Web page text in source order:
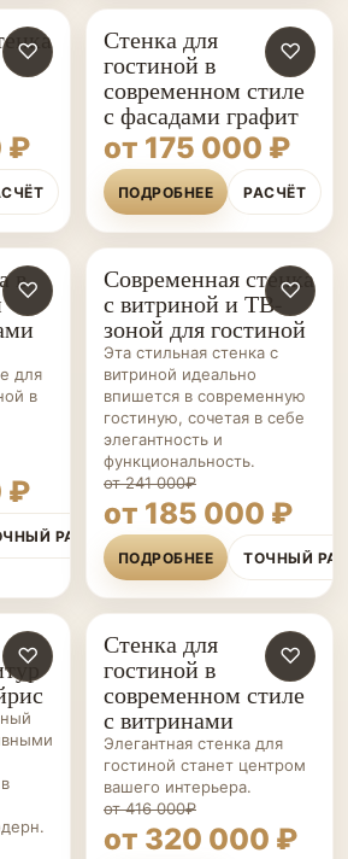
♡
₽
♡
Стенка для
гостиной в
современном стиле
с фасадами графит
от 175 000 ₽
ПОДРОБНЕЕ РАСЧЁТ
♡
в
для
в
₽
РАСЧЁТ
ГОСТИНЫЕ НА ЗАКАЗ
♡
Современная стенка
с витриной и ТВ-
зоной для гостиной
Эта стильная стенка с
витриной идеально
впишется в современную
гостиную, сочетая в себе
элегантность и
функциональность.
от 241 000₽
от 185 000 ₽
ПОДРОБНЕЕ ТОЧНЫЙ
♡ ГОСТИНЫЕ НА ЗАКАЗ
♡
Стенка для
гостиной в
современном стиле
с витринами
Элегантная стенка для
гостиной станет центром
вашего интерьера.
от 416 000₽
от 320 000 ₽